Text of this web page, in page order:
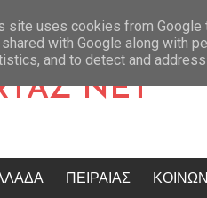
δύο ανήλικων μαθητών της
NET
ΠΕΙΡΑΙΑΣ
site uses cookies from Google
with Google along with
and to detect and